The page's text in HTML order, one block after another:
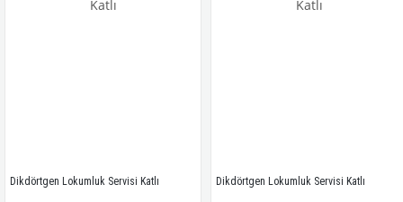
Dikdörtgen Lokumluk Servisi Katlı Dikdörtgen Lokumluk Servisi Katlı